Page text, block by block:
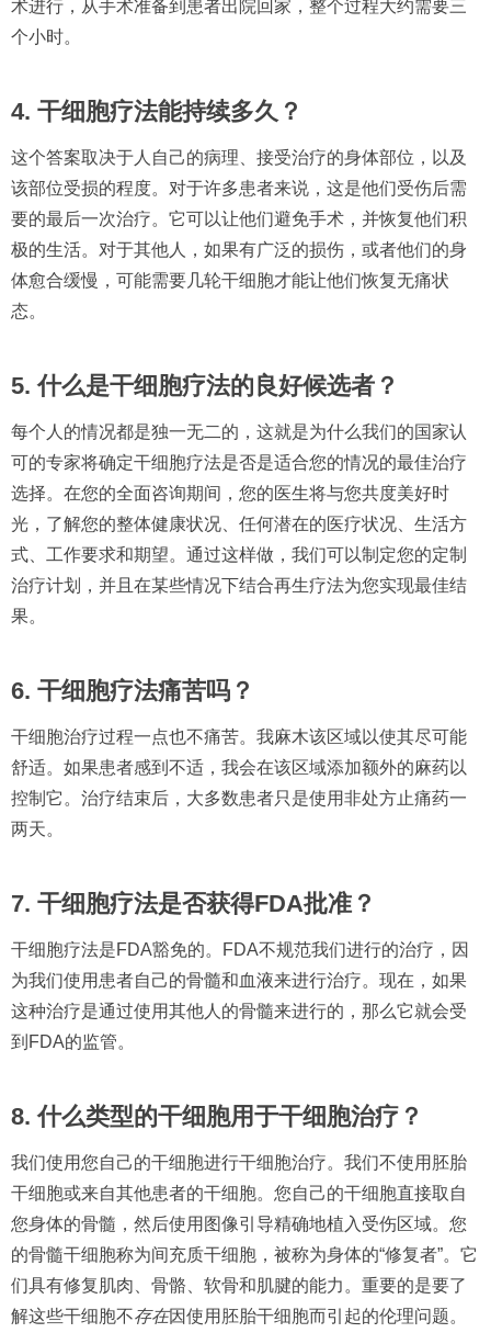
术进行，从手术准备到患者出院回家，整个过程大约需要三
个小时。
4. 干细胞疗法能持续多久？
这个答案取决于人自己的病理、接受治疗的身体部位，以及
该部位受损的程度。对于许多患者来说，这是他们受伤后需
要的最后一次治疗。它可以让他们避免手术，并恢复他们积
极的生活。对于其他人，如果有广泛的损伤，或者他们的身
体愈合缓慢，可能需要几轮干细胞才能让他们恢复无痛状
态。
5. 什么是干细胞疗法的良好候选者？
每个人的情况都是独一无二的，这就是为什么我们的国家认
可的专家将确定干细胞疗法是否是适合您的情况的最佳治疗
选择。在您的全面咨询期间，您的医生将与您共度美好时
光，了解您的整体健康状况、任何潜在的医疗状况、生活方
式、工作要求和期望。通过这样做，我们可以制定您的定制
治疗计划，并且在某些情况下结合再生疗法为您实现最佳结
果。
6. 干细胞疗法痛苦吗？
干细胞治疗过程一点也不痛苦。我麻木该区域以使其尽可能
舒适。如果患者感到不适，我会在该区域添加额外的麻药以
控制它。治疗结束后，大多数患者只是使用非处方止痛药一
两天。
7. 干细胞疗法是否获得FDA批准？
干细胞疗法是FDA豁免的。FDA不规范我们进行的治疗，因
为我们使用患者自己的骨髓和血液来进行治疗。现在，如果
这种治疗是通过使用其他人的骨髓来进行的，那么它就会受
到FDA的监管。
8. 什么类型的干细胞用于干细胞治疗？
我们使用您自己的干细胞进行干细胞治疗。我们不使用胚胎
干细胞或来自其他患者的干细胞。您自己的干细胞直接取自
您身体的骨髓，然后使用图像引导精确地植入受伤区域。您
的骨髓干细胞称为间充质干细胞，被称为身体的“修复者”。它
们具有修复肌肉、骨骼、软骨和肌腱的能力。重要的是要了
解这些干细胞不存在因使用胚胎干细胞而引起的伦理问题。